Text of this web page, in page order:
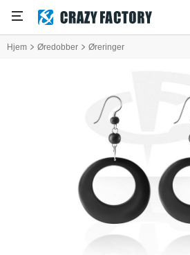
Hjem Øredobber Øreringer